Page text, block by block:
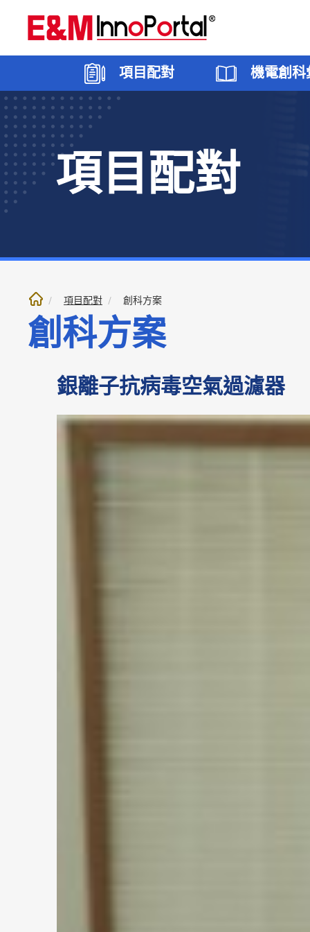
內
部
份
項目配對
創科願望 創科方
機電創科
香港 大灣區
機電創科專區 機電創
5G應用 智能建
焦點 聯絡我
項目配對
項目配對 創科方案
創科方案
銀離子抗病毒空氣過濾器